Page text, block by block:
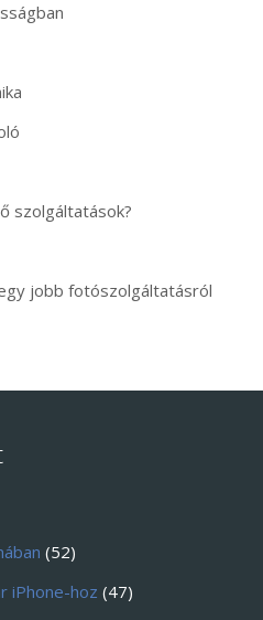
szolgáltatások?
jobb fotószolgáltatásról
(52)
iPhone-hoz (47)